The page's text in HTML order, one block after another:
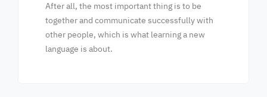
After all, the most important thing is to be
together and communicate successfully with
other people, which is what learning a new
language is about.